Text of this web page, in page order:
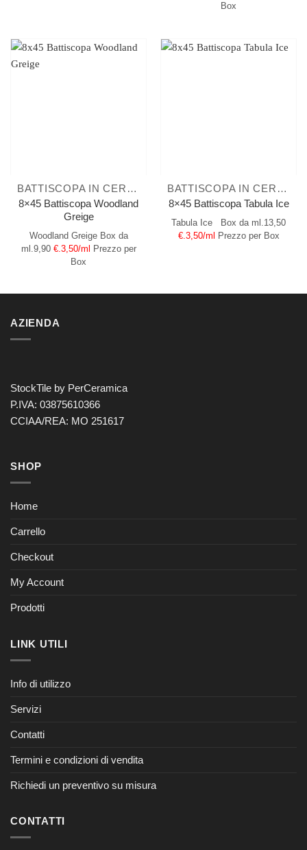
Box
BATTISCOPA IN CERAMICA
8×45 Battiscopa Woodland
Greige
Woodland Greige Box da
ml.9,90 €.3,50/ml Prezzo per
Box
BATTISCOPA IN CERAMICA
8×45 Battiscopa Tabula Ice
Tabula Ice
Box da ml.13,50
€.3,50/ml
Prezzo per Box
AZIENDA
StockTile by PerCeramica
P.IVA: 03875610366
CCIAA/REA: MO 251617
SHOP
Home
Carrello
Checkout
My Account
Prodotti
LINK UTILI
Info di utilizzo
Servizi
Contatti
Termini e condizioni di vendita
Richiedi un preventivo su misura
CONTATTI